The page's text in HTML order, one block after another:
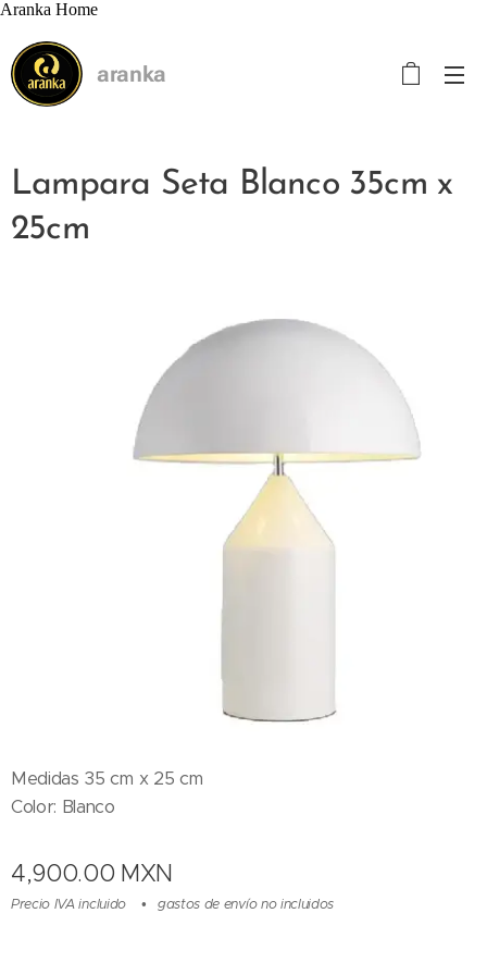
Aranka Home
aranka
Lampara Seta Blanco 35cm x
25cm
Medidas 35 cm x 25 cm
Color: Blanco
4,900.00 MXN
Precio IVA incluido gastos de envío no incluidos